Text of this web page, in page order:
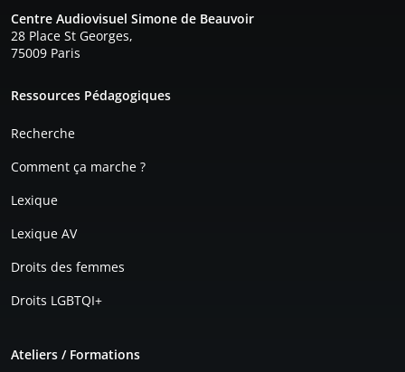
Centre Audiovisuel Simone de Beauvoir
28 Place St Georges,
75009 Paris
Ressources Pédagogiques
Recherche
Comment ça marche ?
Lexique
Lexique AV
Droits des femmes
Droits LGBTQI+
Ateliers / Formations